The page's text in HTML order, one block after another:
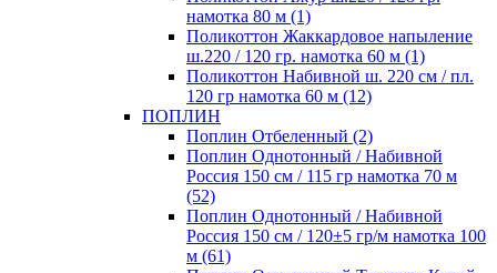
намотка 80 м (1)
Поликоттон Жаккардовое напыление
ш.220 / 120 гр. намотка 60 м (1)
Поликоттон Набивной ш. 220 см / пл.
120 гр намотка 60 м (12)
ПОПЛИН
Поплин Отбеленный (2)
Поплин Однотонный / Набивной
Россия 150 см / 115 гр намотка 70 м
(52)
Поплин Однотонный / Набивной
Россия 150 см / 120±5 гр/м намотка 100
м (61)